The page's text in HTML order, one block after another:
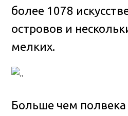
более 1078
островов и
мелких.
Больше чем